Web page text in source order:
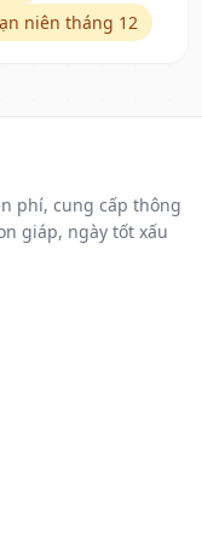
niên tháng 12
phí, cung cấp thông
giáp, ngày tốt xấu